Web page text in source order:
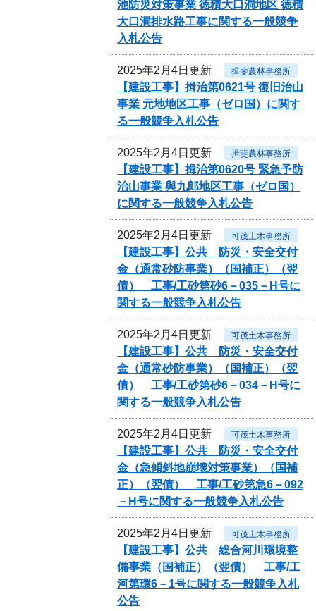
池防災対策事業 徳積大口洞地区 徳積
大口洞排水路工事に関する一般競争
入札公告
2025年2月4日更新 揖斐農林事務所
【建設工事】揖治第0621号 復旧治山
事業 元地地区工事（ゼロ国）に関す
る一般競争入札公告
2025年2月4日更新 揖斐農林事務所
【建設工事】揖治第0620号 緊急予防
治山事業 與九郎地区工事（ゼロ国）
に関する一般競争入札公告
2025年2月4日更新 可茂土木事務所
【建設工事】公共 防災・安全交付
金（通常砂防事業）（国補正）（翌
債） 工事/工砂第砂6－035－H号に
関する一般競争入札公告
2025年2月4日更新 可茂土木事務所
【建設工事】公共 防災・安全交付
金（通常砂防事業）（国補正）（翌
債） 工事/工砂第砂6－034－H号に
関する一般競争入札公告
2025年2月4日更新 可茂土木事務所
【建設工事】公共 防災・安全交付
金（急傾斜地崩壊対策事業）（国補
正）（翌債） 工事/工砂第急6－092
－H号に関する一般競争入札公告
2025年2月4日更新 可茂土木事務所
【建設工事】公共 総合河川環境整
備事業（国補正）（翌債） 工事/工
河第環6－1号に関する一般競争入札
公告